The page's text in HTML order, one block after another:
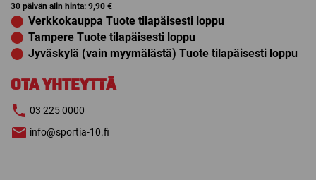
30 päivän alin hinta: 9,90 €
⬤ Verkkokauppa Tuote tilapäisesti loppu
⬤ Tampere Tuote tilapäisesti loppu
⬤ Jyväskylä (vain myymälästä) Tuote tilapäisesti loppu
OTA YHTEYTTÄ
03 225 0000
info@sportia-10.fi